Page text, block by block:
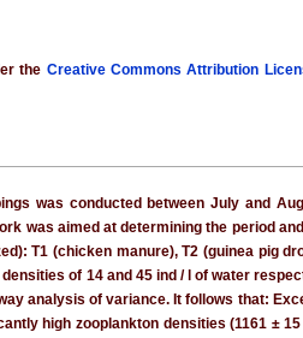
the Creative Commons Attribution
was conducted between July and
was aimed at determining the period
T1 (chicken manure), T2 (guinea pig
of 14 and 45 ind / l of water
analysis of variance. It follows that:
high zooplankton densities (1161 ±